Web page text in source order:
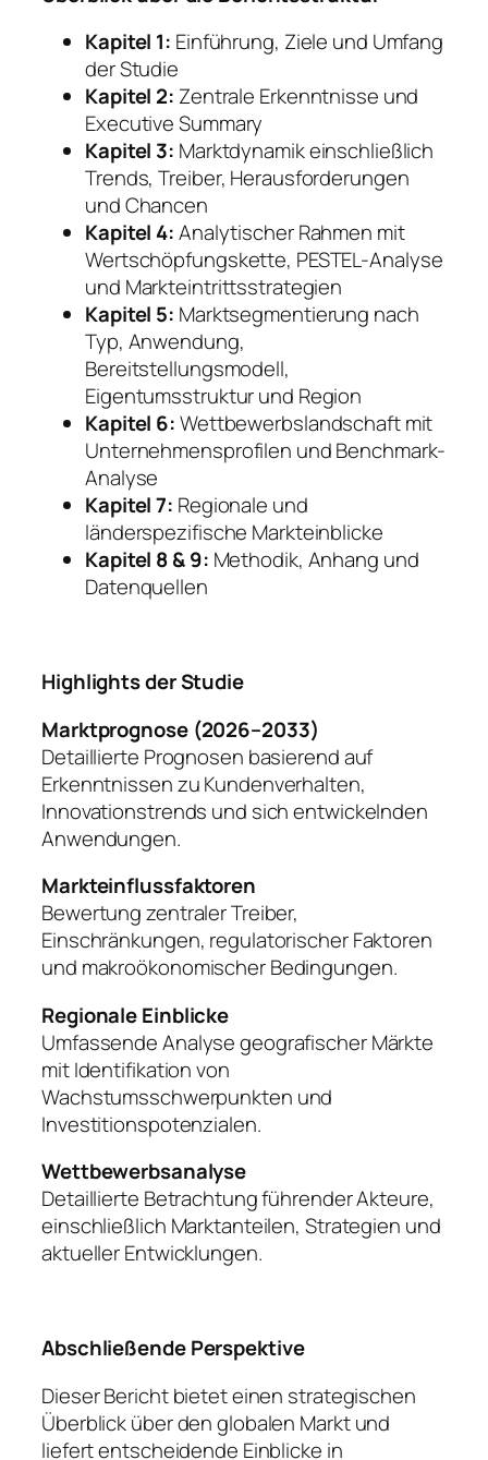
Kapitel 1: Einführung, Ziele und Umfang
der Studie
Kapitel 2: Zentrale Erkenntnisse und
Executive Summary
Kapitel 3: Marktdynamik einschließlich
Trends, Treiber, Herausforderungen
und Chancen
Kapitel 4:Analytischer Rahmen mit
Wertschöpfungskette, PESTEL-Analyse
und Markteintrittsstrategien
Kapitel 5: Marktsegmentierung nach
Typ, Anwendung,
Bereitstellungsmodell,
Eigentumsstruktur und Region
Kapitel 6:Wettbewerbslandschaft mit
Unternehmensprofilen und Benchmark-
Analyse
Kapitel 7: Regionale und
länderspezifische Markteinblicke
Kapitel 8 & 9: Methodik, Anhang und
Datenquellen
Highlights der Studie
Marktprognose (2026–2033)
Detaillierte Prognosen basierend auf
Erkenntnissen zu Kundenverhalten,
Innovationstrends und sich entwickelnden
Anwendungen.
Markteinflussfaktoren
Bewertung zentraler Treiber,
Einschränkungen, regulatorischer Faktoren
und makroökonomischer Bedingungen.
Regionale Einblicke
Umfassende Analyse geografischer Märkte
mit Identifikation von
Wachstumsschwerpunkten und
Investitionspotenzialen.
Wettbewerbsanalyse
Detaillierte Betrachtung führender Akteure,
einschließlich Marktanteilen, Strategien und
aktueller Entwicklungen.
Abschließende Perspektive
Dieser Bericht bietet einen strategischen
Überblick über den globalen Markt und
liefert entscheidende Einblicke in